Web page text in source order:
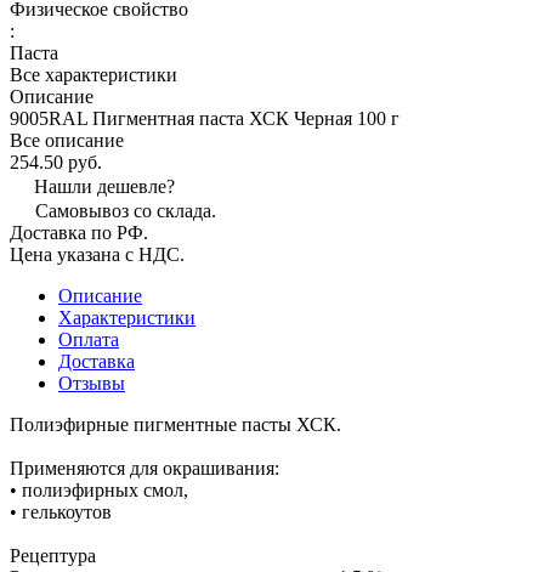
Физическое свойство
:
Паста
Все характеристики
Описание
9005RAL Пигментная паста ХСК Черная 100 г
Все описание
254.50 руб.
Нашли дешевле?
Самовывоз со склада.
Доставка по РФ.
Цена указана с НДС.
Описание
Характеристики
Оплата
Доставка
Отзывы
Полиэфирные пигментные пасты ХСК.
Применяются для окрашивания:
• полиэфирных смол,
• гелькоутов
Рецептура